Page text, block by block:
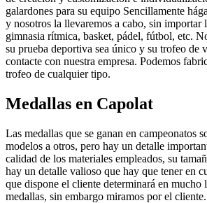
galardones para su equipo Sencillamente
y nosotros la llevaremos a cabo, sin importar
gimnasia rítmica, basket, pádel, fútbol, etc.
su prueba deportiva sea único y su trofeo de
contacte con nuestra empresa. Podemos
trofeo de cualquier tipo.
Medallas en Capolat
Las medallas que se ganan en campeonatos
modelos a otros, pero hay un detalle
calidad de los materiales empleados, su
hay un detalle valioso que hay que tener en
que dispone el cliente determinará en mucho
medallas, sin embargo miramos por el cliente.